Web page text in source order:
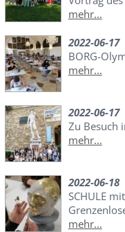
mehr...
2022-06-17
BORG-
mehr...
2022-06-17
Zu Besuch
mehr...
2022-06-18
SCHULE
mehr...